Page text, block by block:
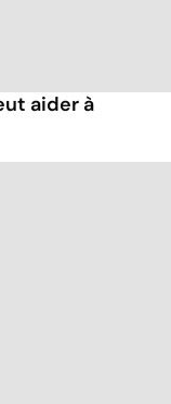
aider à